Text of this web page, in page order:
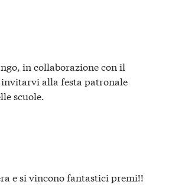
in collaborazione con il
alla festa patronale
scuole.
e si vincono fantastici premi!!